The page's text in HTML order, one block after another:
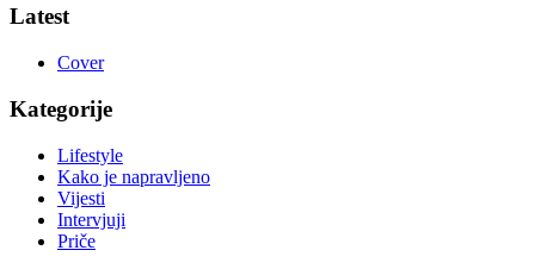
Latest
Cover
Kategorije
Lifestyle
Kako je napravljeno
Vijesti
Intervjuji
Priče